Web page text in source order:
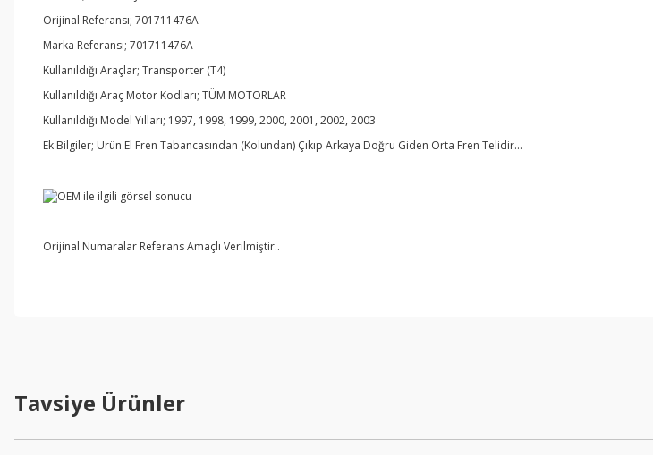
Orijinal Referansı; 701711476A
Marka Referansı; 701711476A
Kullanıldığı Araçlar; Transporter (T4)
Kullanıldığı Araç Motor Kodları; TÜM MOTORLAR
Kullanıldığı Model Yılları; 1997, 1998, 1999, 2000, 2001, 2002, 2003
Ek Bilgiler; Ürün El Fren Tabancasından (Kolundan) Çıkıp Arkaya Doğru Giden Orta Fren Telidir...
Orijinal Numaralar Referans Amaçlı Verilmiştir..
Tavsiye Ürünler